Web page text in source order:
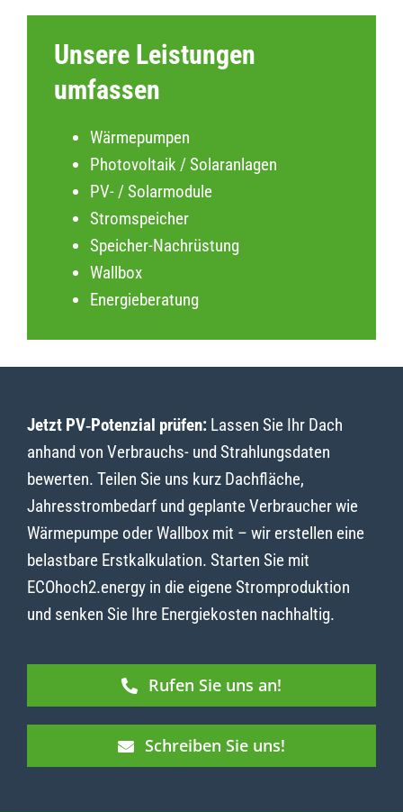
Unsere Leistungen
umfassen
Wärmepumpen
Photovoltaik / Solaranlagen
PV- / Solarmodule
Stromspeicher
Speicher-Nachrüstung
Wallbox
Energieberatung
Jetzt PV‑Potenzial prüfen:Lassen Sie Ihr Dach
anhand von Verbrauchs- und Strahlungsdaten
bewerten. Teilen Sie uns kurz Dachfläche,
Jahresstrombedarf und geplante Verbraucher wie
Wärmepumpe oder Wallbox mit – wir erstellen eine
belastbare Erstkalkulation. Starten Sie mit
ECOhoch2.energy in die eigene Stromproduktion
und senken Sie Ihre Energiekosten nachhaltig.
Rufen Sie uns an!
Schreiben Sie uns!